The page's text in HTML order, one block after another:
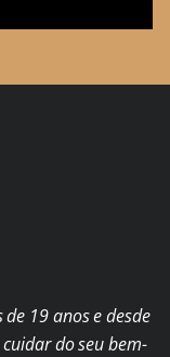
19 anos e desde
do seu bem-